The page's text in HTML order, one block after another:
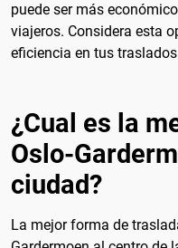
puede ser más
viajeros. Considera esta
eficiencia en tus
¿Cual es la
Oslo-
ciudad?
La mejor forma de